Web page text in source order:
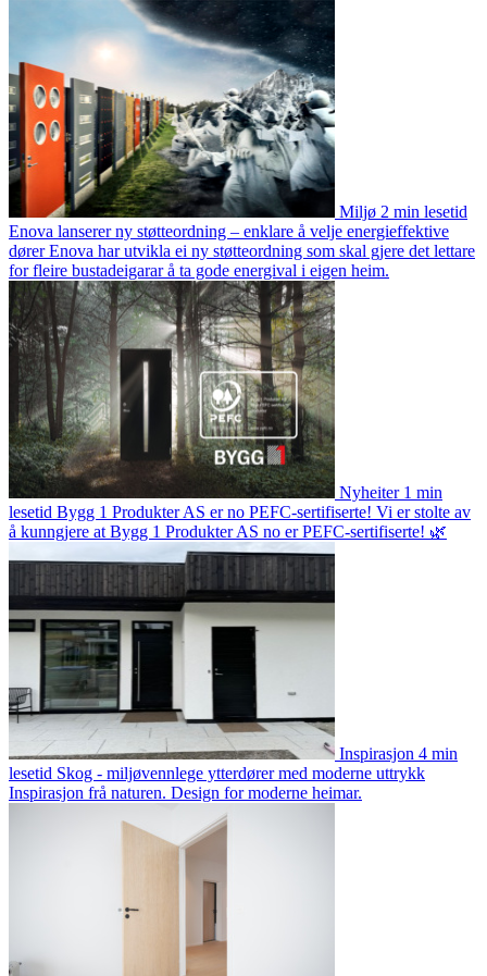
Miljø 2 min lesetid
Enova lanserer ny støtteordning – enklare å velje energieffektive
dørerEnova har utvikla ei ny støtteordning som skal gjere det lettare
for fleire bustadeigarar å ta gode energival i eigen heim.
Nyheiter 1 min
lesetid Bygg 1 Produkter AS er no PEFC-sertifiserte! Vi er stolte av
å kunngjere at Bygg 1 Produkter AS no er PEFC-sertifiserte! 🌿
Inspirasjon 4 min
lesetid Skog - miljøvennlege ytterdører med moderne uttrykk
Inspirasjon frå naturen. Design for moderne heimar.